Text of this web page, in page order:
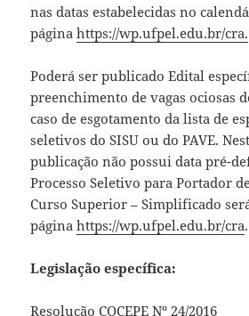
nas datas estabelecidas no
páginahttps://wp.ufpel.edu.br/cra.
Poderá ser publicado Edital
preenchimento de vagas ociosas
caso de esgotamento da lista de
seletivos do SISU ou do PAVE.
publicação não possui data pré-
Processo Seletivo para Portador
Curso Superior – Simplificado
páginahttps://wp.ufpel.edu.br/cra.
Legislação específica:
Resolução COCEPE Nº 24/2016